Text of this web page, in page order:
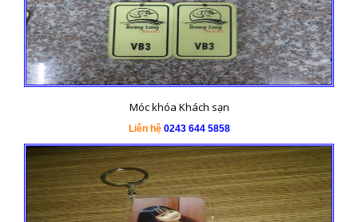
Móc khóa Khách sạn
Liên hệ 0243 644 5858